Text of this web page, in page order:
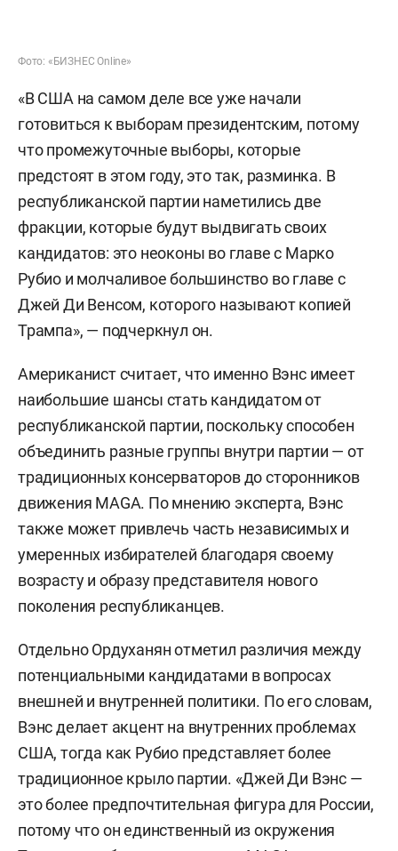
Фото: «БИЗНЕС Online»
«В США на самом деле все уже начали
готовиться к выборам президентским, потому
что промежуточные выборы, которые
предстоят в этом году, это так, разминка. В
республиканской партии наметились две
фракции, которые будут выдвигать своих
кандидатов: это неоконы во главе с Марко
Рубио и молчаливое большинство во главе с
Джей Ди Венсом, которого называют копией
Трампа», — подчеркнул он.
Американист считает, что именно Вэнс имеет
наибольшие шансы стать кандидатом от
республиканской партии, поскольку способен
объединить разные группы внутри партии — от
традиционных консерваторов до сторонников
движения MAGA. По мнению эксперта, Вэнс
также может привлечь часть независимых и
умеренных избирателей благодаря своему
возрасту и образу представителя нового
поколения республиканцев.
Отдельно Ордуханян отметил различия между
потенциальными кандидатами в вопросах
внешней и внутренней политики. По его словам,
Вэнс делает акцент на внутренних проблемах
США, тогда как Рубио представляет более
традиционное крыло партии. «Джей Ди Вэнс —
это более предпочтительная фигура для России,
потому что он единственный из окружения